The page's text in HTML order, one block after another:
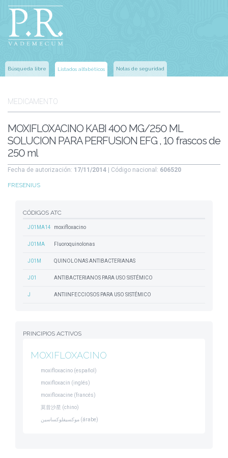
Búsqueda libre Listados alfabéticos Notas de seguridad
MEDICAMENTO
MOXIFLOXACINO KABI 400 MG/250 ML
SOLUCION PARA PERFUSION EFG , 10 frascos de
250 ml
Fecha de autorización: 17/11/2014 | Código nacional: 606520
FRESENIUS
CÓDIGOS ATC
J01MA14 moxifloxacino
J01MA Fluoroquinolonas
J01M QUINOLONAS ANTIBACTERIANAS
J01 ANTIBACTERIANOS PARA USO SISTÉMICO
J ANTIINFECCIOSOS PARA USO SISTÉMICO
PRINCIPIOS ACTIVOS
MOXIFLOXACINO
moxifloxacino (español)
moxifloxacin (inglés)
moxifloxacine (francés)
莫昔沙星 (chino)
موكسيفلوكساسين (árabe)